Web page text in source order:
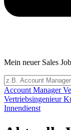
Mein neuer Sales
Account Manager
Vertriebsingenieur
Innendienst